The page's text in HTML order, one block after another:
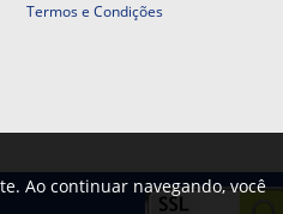
Termos e Condições
Ao continuar navegando, você